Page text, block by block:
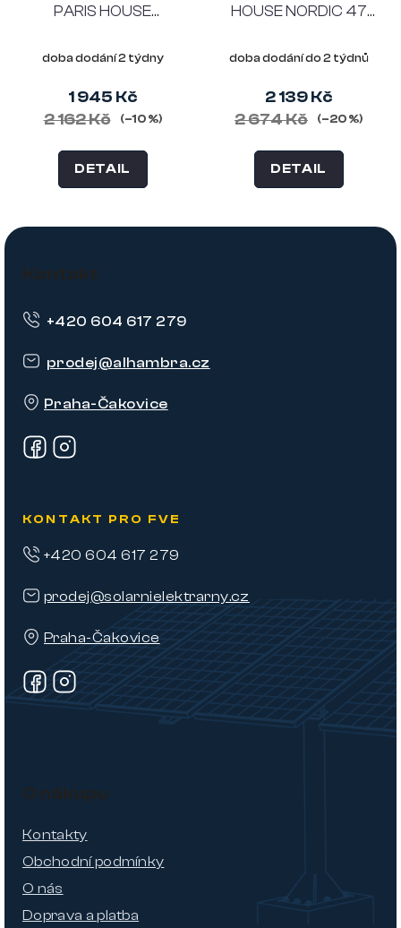
PARIS HOUSE
doba dodání 2 týdny
1 945 Kč
2 162 Kč
(–10 %)
DETAIL
HOUSE NORDIC 47
doba dodání do 2 týdnů
2 139 Kč
2 674 Kč
(–20 %)
DETAIL
Z
Kontakt
prodej@alhambra.cz
Praha-Čakovice
+420 604 617 279
KONTAKT PRO FVE
prodej@solarnielektrarny.cz
Praha-Čakovice
+420 604 617 279
O nákupu
Kontakty
Obchodní podmínky
O nás
Doprava a platba